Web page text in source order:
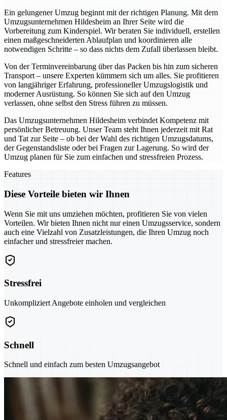
Ein gelungener Umzug beginnt mit der richtigen Planung. Mit dem
Umzugsunternehmen Hildesheim an Ihrer Seite wird die
Vorbereitung zum Kinderspiel. Wir beraten Sie individuell, erstellen
einen maßgeschneiderten Ablaufplan und koordinieren alle
notwendigen Schritte – so dass nichts dem Zufall überlassen bleibt.
Von der Terminvereinbarung über das Packen bis hin zum sicheren
Transport – unsere Experten kümmern sich um alles. Sie profitieren
von langjähriger Erfahrung, professioneller Umzugslogistik und
moderner Ausrüstung. So können Sie sich auf den Umzug
verlassen, ohne selbst den Stress führen zu müssen.
Das Umzugsunternehmen Hildesheim verbindet Kompetenz mit
persönlicher Betreuung. Unser Team steht Ihnen jederzeit mit Rat
und Tat zur Seite – ob bei der Wahl des richtigen Umzugsdatums,
der Gegenstandsliste oder bei Fragen zur Lagerung. So wird der
Umzug planen für Sie zum einfachen und stressfreien Prozess.
Features
Diese Vorteile bieten wir Ihnen
Wenn Sie mit uns umziehen möchten, profitieren Sie von vielen
Vorteilen. Wir bieten Ihnen nicht nur einen Umzugsservice, sondern
auch eine Vielzahl von Zusatzleistungen, die Ihren Umzug noch
einfacher und stressfreier machen.
Stressfrei
Unkompliziert Angebote einholen und vergleichen
Schnell
Schnell und einfach zum besten Umzugsangebot